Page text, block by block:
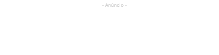
- Anúncio -